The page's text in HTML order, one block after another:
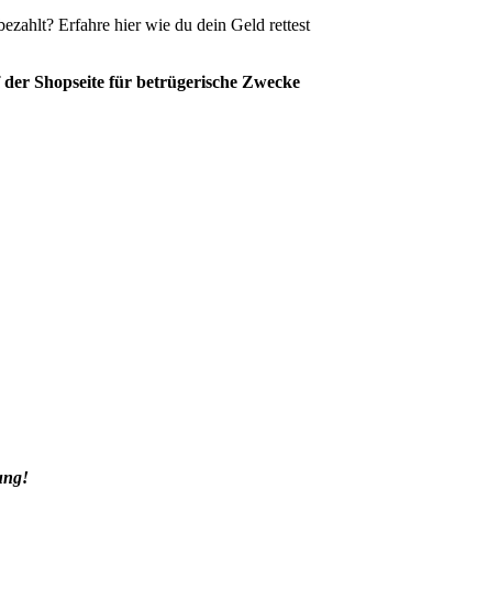
Erfahre hier wie du dein Geld rettest
Shopseite für betrügerische Zwecke